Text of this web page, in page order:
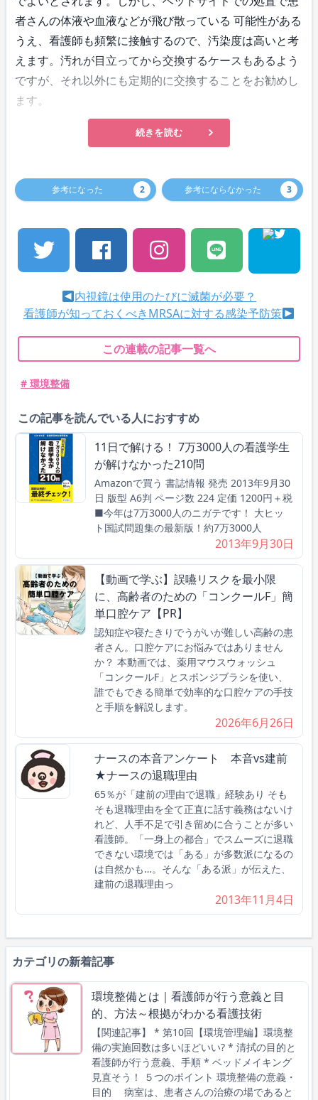
者さんの体液や血液などが飛び散っている 可能性がある
うえ、看護師も頻繁に接触するので、汚染度は高いと考
えます。汚れが目立ってから交換するケースもあるよう
ですが、それ以外にも定期的に交換することをお勧めし
ます。
続きを読む
参考になった 2 参考にならなかった 3
内視鏡は使用のたびに滅菌が必要？
看護師が知っておくべきMRSAに対する感染予防策
この連載の記事一覧へ
# 環境整備
この記事を読んでいる人におすすめ
11日で解ける！ 7万3000人の看護学生
が解けなかった210問
Amazonで買う 書誌情報 発売 2013年9月30
日 版型 A6判 ページ数 224 定価 1200円＋税
■今年は7万3000人のニガテです！ 大ヒッ
ト国試問題集の最新版！約7万3000人
2013年9月30日
【動画で学ぶ】誤嚥リスクを最小限
に、高齢者のための「コンクールF」簡
単口腔ケア【PR】
認知症や寝たきりでうがいが難しい高齢の患
者さん。口腔ケアにお悩みではありません
か？ 本動画では、薬用マウスウォッシュ
「コンクールF」とスポンジブラシを使い、
誰でもできる簡単で効率的な口腔ケアの手技
と手順を解説します。
2026年6月26日
ナースの本音アンケート 本音vs建前
★ナースの退職理由
65％が「建前の理由で退職」経験あり そも
そも退職理由を全て正直に話す義務はないけ
れど、人手不足で引き留めに合うことが多い
看護師。「一身上の都合」でスムーズに退職
できない環境では「ある」が多数派になるの
は自然かも…。そんな「ある派」が伝えた、
建前の退職理由っ
2013年11月4日
カテゴリの新着記事
環境整備とは｜看護師が行う意義と目
的、方法～根拠がわかる看護技術
【関連記事】 * 第10回【環境管理編】環境整
備の実施回数は多いほどいい? * 清拭の目的と
看護師が行う意義、手順 * ベッドメイキング
見直そう！ ５つのポイント 環境整備の意義・
目的 病室は、患者さんの治療の場であると